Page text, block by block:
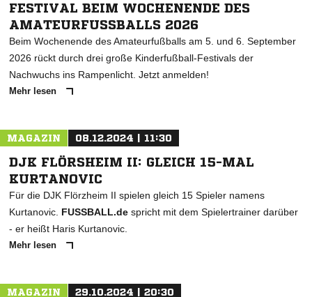
ESTIVAL BEIM WOCHENENDE DES A
MATEURFUSSBALLS 2026
Beim Wochenende des Amateurfußballs am 5. und 6. September
2026 rückt durch drei große Kinderfußball-Festivals der
Nachwuchs ins Rampenlicht. Jetzt anmelden!
Mehr lesen
MAGAZIN 08.12.2024 | 11:30
DJK FLÖRSHEIM II: GLEICH 15-MAL
KURTANOVIC
Für die DJK Flörzheim II spielen gleich 15 Spieler namens
Kurtanovic. FUSSBALL.de spricht mit dem Spielertrainer darüber
- er heißt Haris Kurtanovic.
Mehr lesen
MAGAZIN 29.10.2024 | 20:30